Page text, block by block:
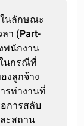
นลักษณะ
า (Part-
พนักงาน
นกรณีที่
งลูกจ้าง
รทำงานที่
การสลับ
ะสถาน